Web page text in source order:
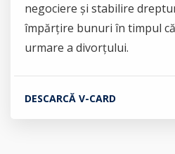
negociere și stabilire
împărțire bunuri în timpul
urmare a divorțului.
DESCARCĂ V-CARD